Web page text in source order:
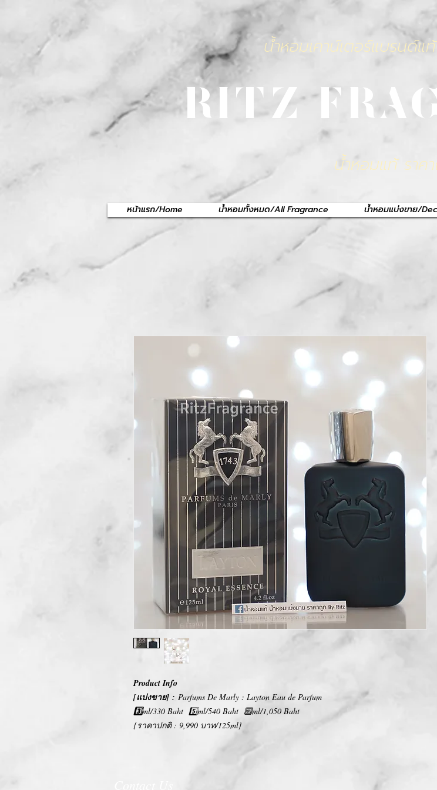
น้ำหอมเคาน์เตอร์แบรนด์แ
RITZ
น้ำหอมแท้ ราค
หน้าแรก/Home น้ำหอมทั้งหมด/All Fragrance น้ำหอมแบ่งขาย/
Product Info
[แบ่งขาย] : Parfums De Marly : Layton Eau de Parfum
3️⃣ml/330 Baht 5️⃣ml/540 Baht 🔟ml/1,050 Baht
{ราคาปกติ : 9,990 บาท/125ml}